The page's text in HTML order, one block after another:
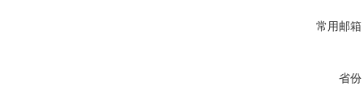
常用邮箱
省份